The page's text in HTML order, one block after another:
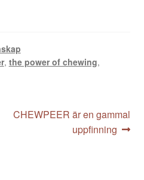
, the power of chewing,
Nästa
CHEWPEER är en gammal
uppfinning